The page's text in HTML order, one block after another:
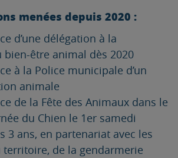
menées depuis 2020 :
d’une délégation à la
être animal dès 2020
à la Police municipale d’un
animale
de la Fête des Animaux dans le
du Chien le 1er samedi
3 ans, en partenariat avec les
de la gendarmerie